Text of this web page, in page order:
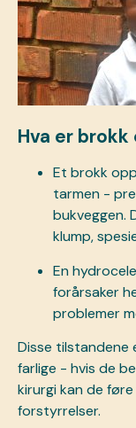
Hva er
Et brokk
tarmen -
bukveggen.
klump,
En
forårsaker
problemer
Disse tilstandene
farlige - hvis de
kirurgi kan de
forstyrrelser.